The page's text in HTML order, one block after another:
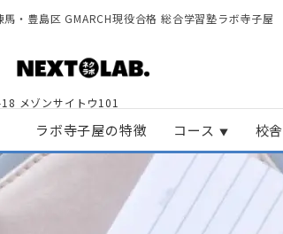
・豊島区 GMARCH現役合格 総合学習塾ラボ寺子屋
メゾンサイトウ101
ラボ寺子屋の特徴 コース 校舎